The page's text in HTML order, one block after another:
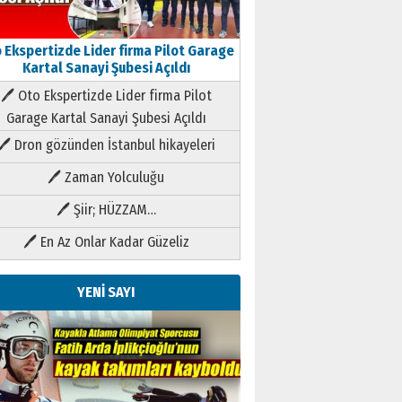
Ekspertizde Lider firma Pilot Garage
Kartal Sanayi Şubesi Açıldı
🖊 Oto Ekspertizde Lider firma Pilot
Garage Kartal Sanayi Şubesi Açıldı
Dron gözünden İstanbul hikayeleri
🖊 Zaman Yolculuğu
🖊 Şiir; HÜZZAM…
🖊 En Az Onlar Kadar Güzeliz
YENİ SAYI